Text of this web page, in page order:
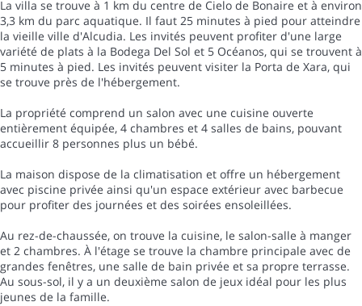
La villa se trouve à 1 km du centre de Cielo de Bonaire et à environ
3,3 km du parc aquatique. Il faut 25 minutes à pied pour atteindre
la vieille ville d'Alcudia. Les invités peuvent profiter d'une large
variété de plats à la Bodega Del Sol et 5 Océanos, qui se trouvent à
5 minutes à pied. Les invités peuvent visiter la Porta de Xara, qui
se trouve près de l'hébergement.
La propriété comprend un salon avec une cuisine ouverte
entièrement équipée, 4 chambres et 4 salles de bains, pouvant
accueillir 8 personnes plus un bébé.
La maison dispose de la climatisation et offre un hébergement
avec piscine privée ainsi qu'un espace extérieur avec barbecue
pour profiter des journées et des soirées ensoleillées.
Au rez-de-chaussée, on trouve la cuisine, le salon-salle à manger
et 2 chambres. À l'étage se trouve la chambre principale avec de
grandes fenêtres, une salle de bain privée et sa propre terrasse.
Au sous-sol, il y a un deuxième salon de jeux idéal pour les plus
jeunes de la famille.